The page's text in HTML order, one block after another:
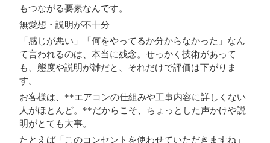
もつながる要素なんです。
無愛想・説明が不十分
「感じが悪い」「何をやってるか分からなかった」なん
て言われるのは、本当に残念。せっかく技術があって
も、態度や説明が雑だと、それだけで評価は下がりま
す。
お客様は、**エアコンの仕組みや工事内容に詳しくない
人がほとんど。**だからこそ、ちょっとした声かけや説
明がとても大事。
たとえば「このコンセントを使わせていただきますね」